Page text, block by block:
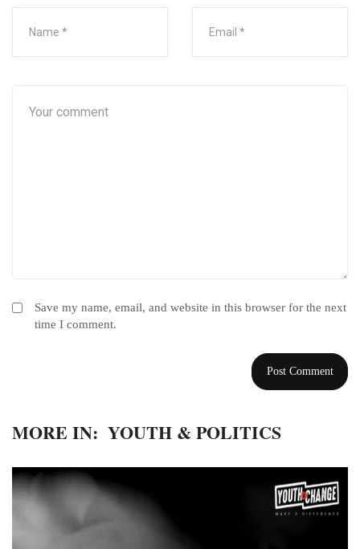
Save my name, email, and website in this browser for the next
time I comment.
MORE IN: YOUTH & POLITICS